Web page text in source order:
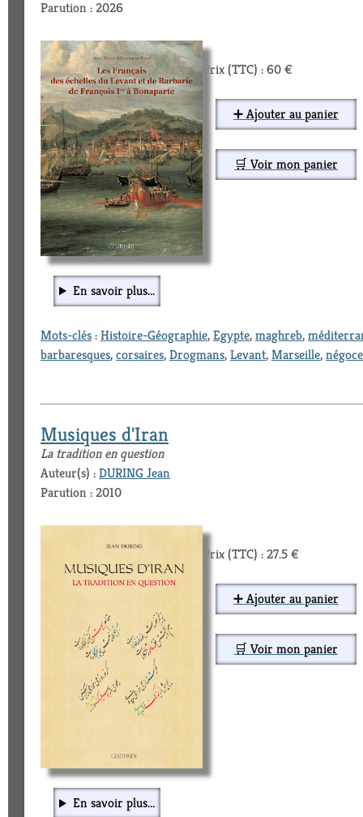
Parution : 2026
Prix (TTC) : 60 €
➕ Ajouter au panier
🛒 Voir mon panier
En savoir plus...
Mots-clés:Histoire-Géographie,Egypte,maghreb,
barbaresques,corsaires,Drogmans,Levant,Marseille,négoce
Musiques d'Iran
La tradition en question
Auteur(s) :DURING Jean
Parution : 2010
Prix (TTC) : 27.5 €
➕ Ajouter au panier
🛒 Voir mon panier
En savoir plus...